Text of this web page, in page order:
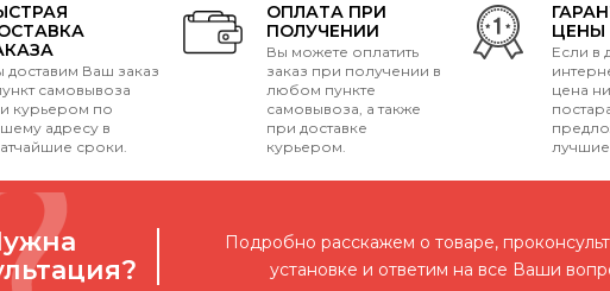
доставим Ваш заказ
самовывоза
курьером по
адресу в
сроки.
ОПЛАТА ПРИ
ПОЛУЧЕНИИ
Вы можете оплатить
заказ при получении в
любом пункте
самовывоза, а также
при доставке
курьером.
ЦЕНЫ
Если в
цена
Подробно расскажем о товаре,
установке и ответим на все Ваши